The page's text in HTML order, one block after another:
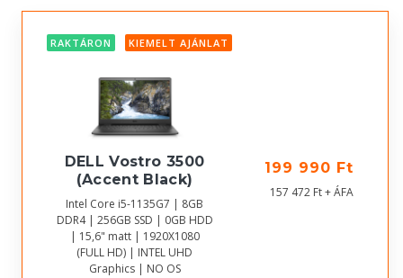
RAKTÁRON KIEMELT AJÁNLAT
DELL Vostro 3500
(Accent Black)
Intel Core i5-1135G7 | 8GB
DDR4 | 256GB SSD | 0GB HDD
| 15,6" matt | 1920X1080
(FULL HD) | INTEL UHD
Graphics | NO OS
199 990 Ft
157 472 Ft + ÁFA